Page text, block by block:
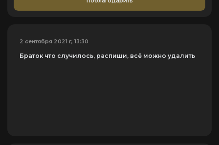
2 сентября 2021 г, 13:30
Браток что случилось, распиши, всё можно удалить